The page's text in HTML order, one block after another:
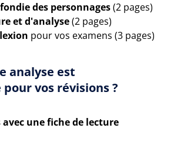
des personnages(2 pages)
et d'analyse(2 pages)
pour vos examens (3 pages)
analyse est
vos révisions ?
avec une fiche de lecture